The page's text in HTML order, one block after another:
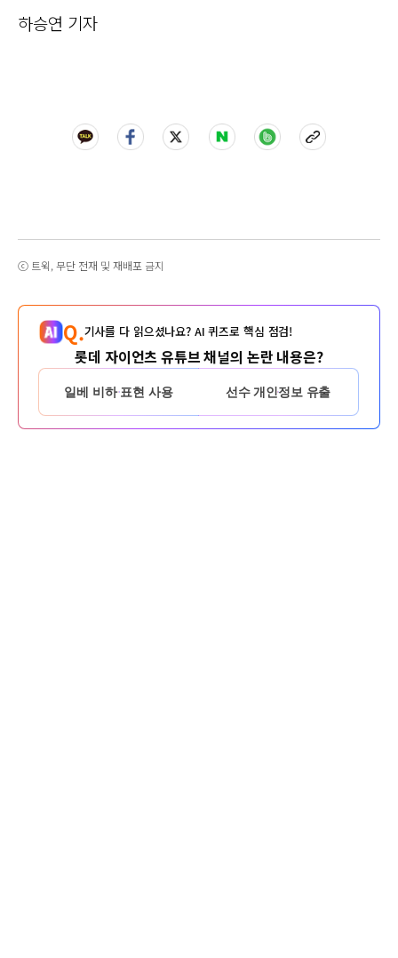
하승연 기자
ⓒ 트윅, 무단 전재 및 재배포 금지
Q.기사를 다 읽으셨나요? AI 퀴즈로 핵심 점검!
롯데 자이언츠 유튜브 채널의 논란 내용은?
일베 비하 표현 사용 선수 개인정보 유출